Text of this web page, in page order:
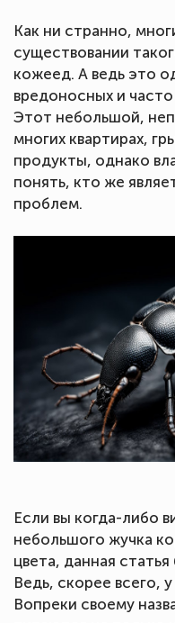
Как ни странно,
существовании
кожеед. А ведь это
вредоносных и
Этот небольшой,
многих квартирах,
продукты, однако
понять, кто же
проблем.
Если вы когда-либо
небольшого жучка
цвета, данная
Ведь, скорее всего,
Вопреки своему